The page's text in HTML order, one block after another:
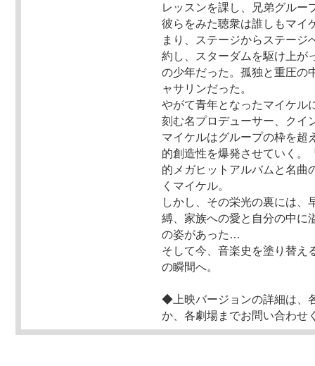
レッスンを課し、兄弟グルー
彼らをみた聴衆は誰しもマイ
まり、ステージからステージ
約し、スターダムを駆け上が
の少年だった。孤独と重圧の
ャサリンだった。
やがて青年となったマイケル
刻む名プロデューサー、クイ
マイケルはグループの枠を超
的創造性を爆発させていく。
的メガヒットアルバムと名曲
くマイケル。
しかし、その栄光の裏には、
縛、家族への愛と自分の中に
の姿があった…
そして今、音楽史を塗り替
の瞬間へ。
◆上映バージョンの詳細は、
か、各劇場までお問い合わせ